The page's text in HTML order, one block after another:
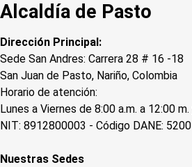
Alcaldía de Pasto
Dirección Principal:
Sede San Andres: Carrera 28 # 16 -18
San Juan de Pasto, Nariño, Colombia
Horario de atención:
Lunes a Viernes de 8:00 a.m. a 12:00
NIT: 8912800003 - Código DANE:
Nuestras Sedes